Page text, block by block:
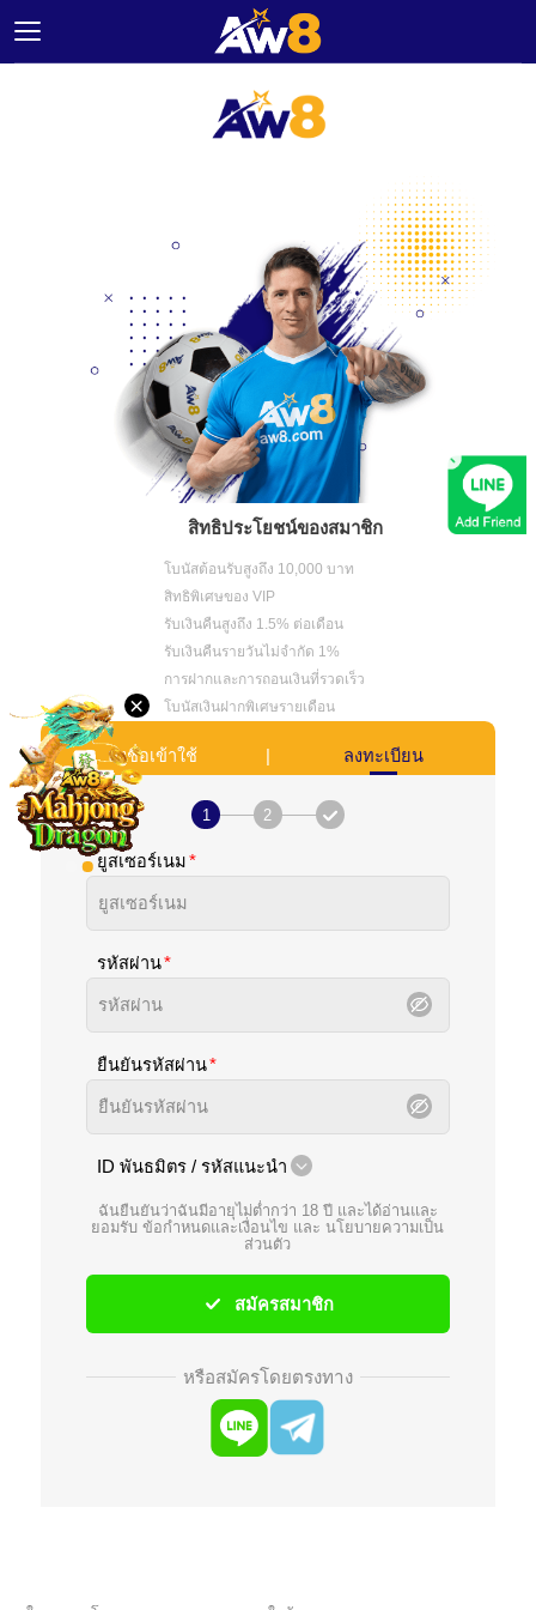
×
สิทธิประโยชน์ของสมาชิก
โบนัสต้อนรับสูงถึง 10,000 บาท
สิทธิพิเศษของ VIP
รับเงินคืนสูงถึง 1.5% ต่อเดือน
รับเงินคืนรายวันไม่จํากัด 1%
การฝากและการถอนเงินที่รวดเร็ว
โบนัสเงินฝากพิเศษรายเดือน
ลงชื่อเข้าใช้ | ลงทะเบียน
1 2
ยูสเซอร์เนม
รหัสผ่าน
ยืนยันรหัสผ่าน
ID พันธมิตร / รหัสแนะนำ
ฉันยืนยันว่าฉันมีอายุไม่ต่ำกว่า 18 ปี และได้อ่านและ
ยอมรับ ข้อกำหนดและเงื่อนไข และ นโยบายความเป็น
ส่วนตัว
สมัครสมาชิก
หรือสมัครโดยตรงทาง
สเด
ติดต่อ
เรา
ลีดเดอร์
บอร์ด
ดาวน์โหลด
VIP
พันธมิตร